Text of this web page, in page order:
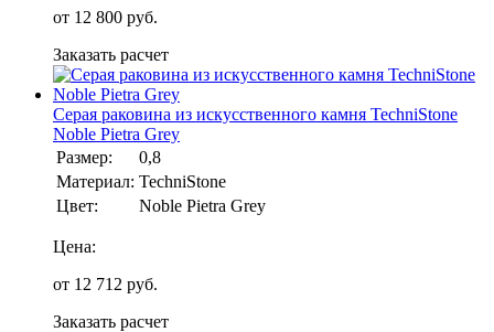
от 12 800 руб.
Заказать расчет
Серая раковина из искусственного камня TechniStone
Noble Pietra Grey
Размер:
0,8
Материал: TechniStone
Цвет:
Noble Pietra Grey
Цена:
от 12 712 руб.
Заказать расчет